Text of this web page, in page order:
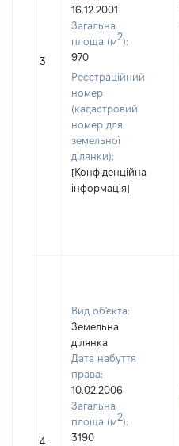
3
16.12.2001
Загальна
площа (м2):
970
Реєстраційний
номер
(кадастровий
номер для
земельної
ділянки):
[Конфіденційна
інформація]
4
Вид об'єкта:
Земельна
ділянка
Дата набуття
права:
10.02.2006
Загальна
площа (м2):
3190